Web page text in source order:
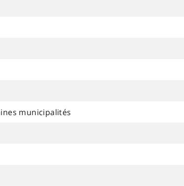
municipalités